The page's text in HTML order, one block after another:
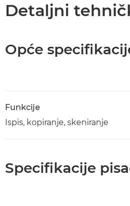
Detaljni
Opće
Funkcije
Ispis, kopiranje, skeniranje
Specifikacije